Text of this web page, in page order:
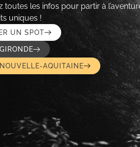
toutes les infos pour partir à
uniques !
UN SPOT
AQUITAINE